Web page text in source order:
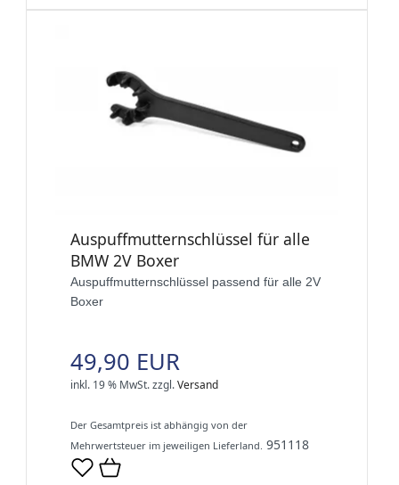
Auspuffmutternschlüssel für alle
BMW 2V Boxer
Auspuffmutternschlüssel passend für alle 2V
Boxer
49,90 EUR
inkl. 19 % MwSt.zzgl.Versand
Der Gesamtpreis ist abhängig von der
Mehrwertsteuer im jeweiligen Lieferland. 951118